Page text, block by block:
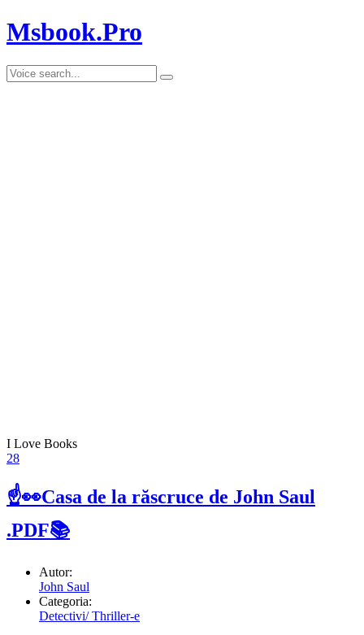
Msbook.Pro
I Love Books
28
☝👀Casa de la răscruce de John Saul
.PDF📚
Autor:
John Saul
Categoria:
Detectivi/ Thriller-e